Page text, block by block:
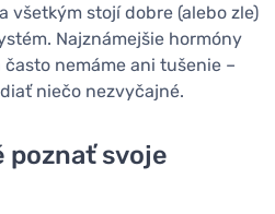
všetkým stojí dobre (alebo zle)
Najznámejšie hormóny
nemáme ani tušenie –
niečo nezvyčajné.
poznať svoje